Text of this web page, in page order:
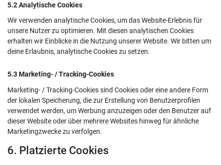
5.2 Analytische Cookies
Wir verwenden analytische Cookies, um das Website-Erlebnis für
unsere Nutzer zu optimieren. Mit diesen analytischen Cookies
erhalten wir Einblicke in die Nutzung unserer Website. Wir bitten um
deine Erlaubnis, analytische Cookies zu setzen.
5.3 Marketing- / Tracking-Cookies
Marketing- / Tracking-Cookies sind Cookies oder eine andere Form
der lokalen Speicherung, die zur Erstellung von Benutzerprofilen
verwendet werden, um Werbung anzuzeigen oder den Benutzer auf
dieser Website oder über mehrere Websites hinweg für ähnliche
Marketingzwecke zu verfolgen.
6. Platzierte Cookies